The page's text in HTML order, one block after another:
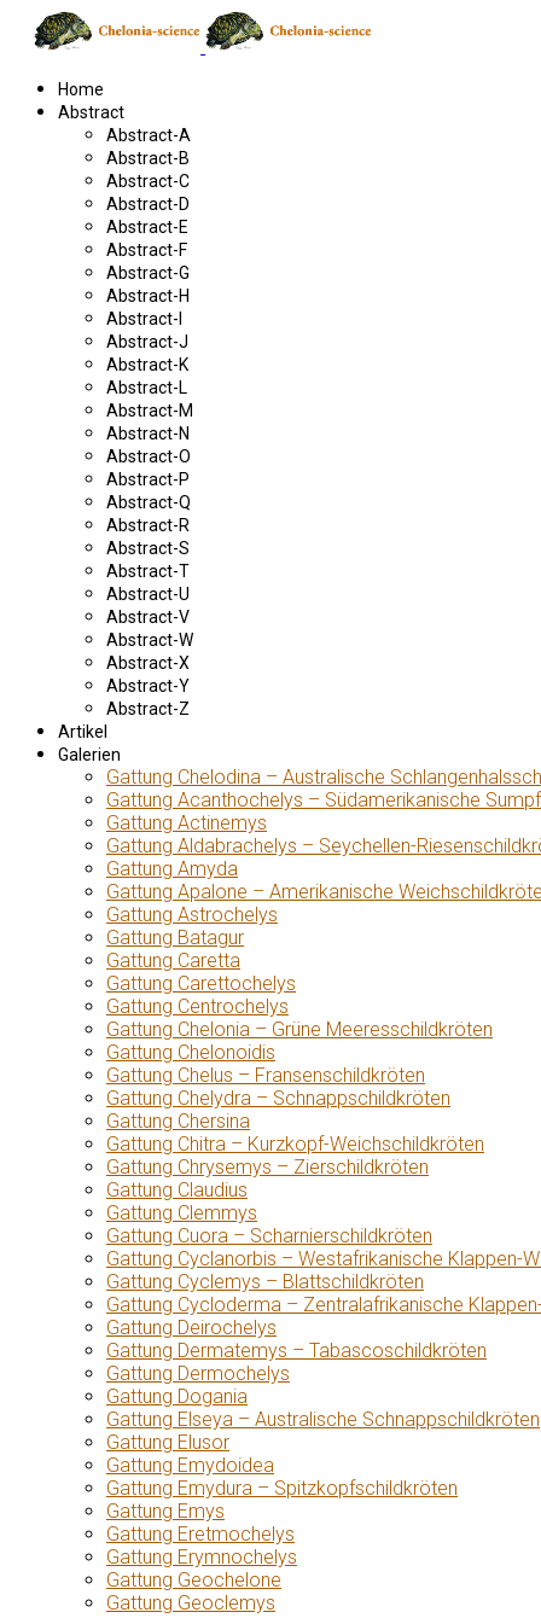
Home
Abstract
Abstract-A
Abstract-B
Abstract-C
Abstract-D
Abstract-E
Abstract-F
Abstract-G
Abstract-H
Abstract-I
Abstract-J
Abstract-K
Abstract-L
Abstract-M
Abstract-N
Abstract-O
Abstract-P
Abstract-Q
Abstract-R
Abstract-S
Abstract-T
Abstract-U
Abstract-V
Abstract-W
Abstract-X
Abstract-Y
Abstract-Z
Artikel
Galerien
Gattung Chelodina – Australische
Gattung Acanthochelys – Südamerikanische
Gattung Actinemys
Gattung Aldabrachelys – Seychellen-
Gattung Amyda
Gattung Apalone – Amerikanische
Gattung Astrochelys
Gattung Batagur
Gattung Caretta
Gattung Carettochelys
Gattung Centrochelys
Gattung Chelonia – Grüne Meeresschildkröten
Gattung Chelonoidis
Gattung Chelus – Fransenschildkröten
Gattung Chelydra – Schnappschildkröten
Gattung Chersina
Gattung Chitra – Kurzkopf-Weichschildkröten
Gattung Chrysemys – Zierschildkröten
Gattung Claudius
Gattung Clemmys
Gattung Cuora – Scharnierschildkröten
Gattung Cyclanorbis – Westafrikanische Klappen-
Gattung Cyclemys – Blattschildkröten
Gattung Cycloderma – Zentralafrikanische
Gattung Deirochelys
Gattung Dermatemys – Tabascoschildkröten
Gattung Dermochelys
Gattung Dogania
Gattung Elseya – Australische Schnappschildkröten
Gattung Elusor
Gattung Emydoidea
Gattung Emydura – Spitzkopfschildkröten
Gattung Emys
Gattung Eretmochelys
Gattung Erymnochelys
Gattung Geochelone
Gattung Geoclemys